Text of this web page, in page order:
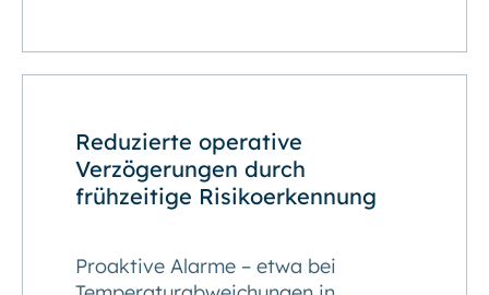
Reduzierte operative
Verzögerungen durch
frühzeitige Risikoerkennung
Proaktive Alarme – etwa bei